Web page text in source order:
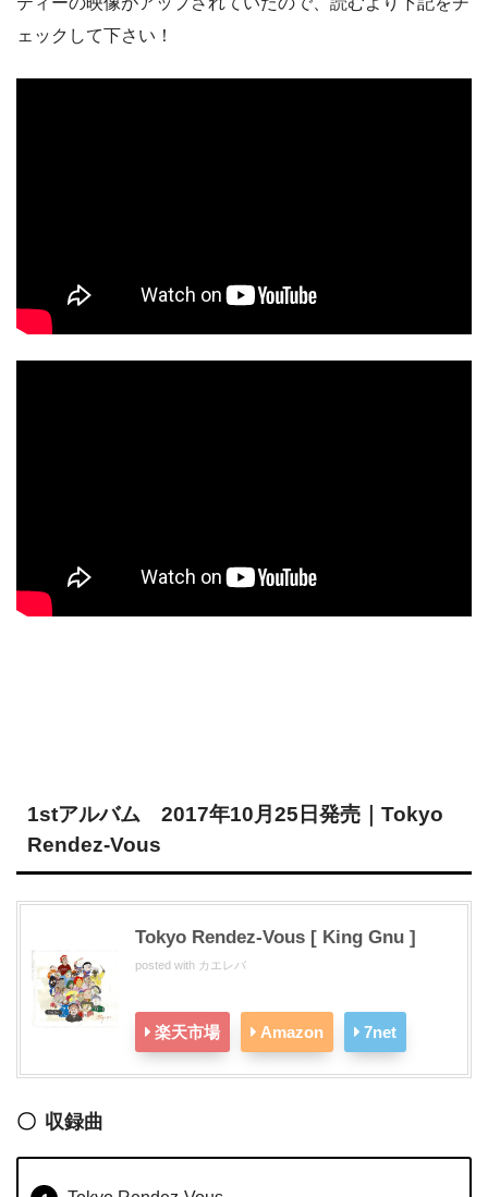
ェックして下さい！
1stアルバム 2017年10月25日発売｜Tokyo
Rendez-Vous
Tokyo Rendez-Vous [ King Gnu ]
posted with カエレバ
楽天市場 Amazon 7net
収録曲